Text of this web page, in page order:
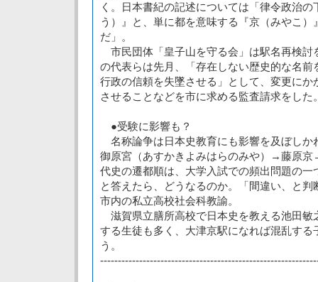
く。日本書紀の記述については「律令政治
う）』と、単に都を意味する『京（みやこ）
だ」。
市民団体「皇子山を守る会」は駅名再検討
の代表らは先月、「存在しない歴史的な名前
行政の信頼を失墜させる」として、変更にか
させることなどを市に求める監査請求をした
●受験に影響も？
名称論争は日本史教育にも影響を及ぼし
御原宮（あすかきよみはらのみや）→藤原
代史の遷都順は、大学入試での頻出問題の一
と答えたら、どうなるのか。「間違い、と
市内の私立高校社会科教諭。
滋賀県立膳所高校で日本史を教える池田敏
する生徒も多く、大津京駅になれば混乱する
う。